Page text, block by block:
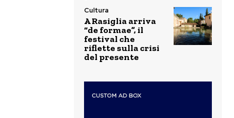
Cultura
A Rasiglia arriva
“de formae”, il
festival che
riflette sulla crisi
del presente